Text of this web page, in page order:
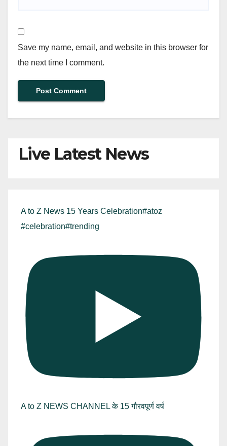
Save my name, email, and website in this browser for
the next time I comment.
Live Latest News
A to Z News 15 Years Celebration#atoz
#celebration#trending
A to Z NEWS CHANNEL के 15 गौरवपूर्ण वर्ष